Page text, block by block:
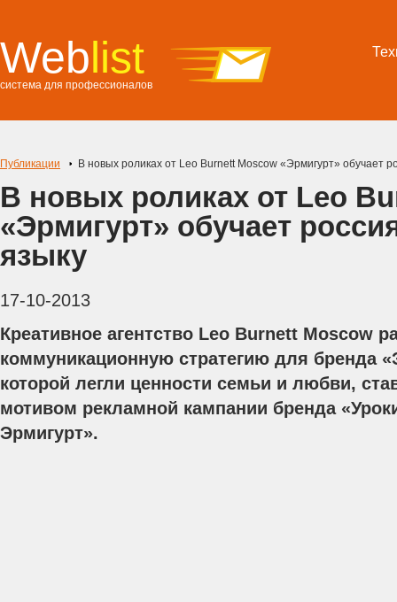
Weblist
система для профессионалов
Публикации В новых роликах от Leo Burnett Moscow «Эрмигурт» обучает
В новых роликах от Leo
«Эрмигурт» обучает
языку
17-10-2013
Креативное агентство Leo Burnett Moscow
коммуникационную стратегию для бренда
которой легли ценности семьи и любви,
мотивом рекламной кампании бренда
Эрмигурт».